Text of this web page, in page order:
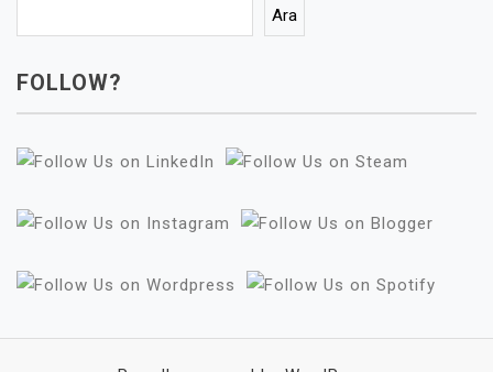
Ara
FOLLOW?